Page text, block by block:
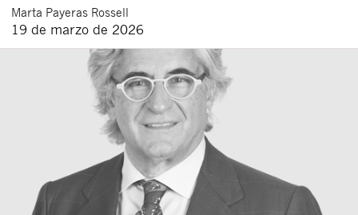
Marta Payeras Rossell
19 de marzo de 2026